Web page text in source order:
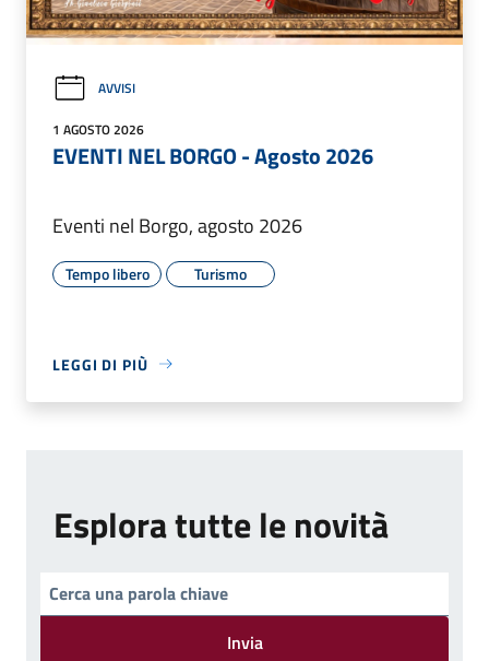
AVVISI
1 AGOSTO 2026
EVENTI NEL BORGO - Agosto 2026
Eventi nel Borgo, agosto 2026
Tempo libero Turismo
LEGGI DI PIÙ
Esplora tutte le novità
Invia